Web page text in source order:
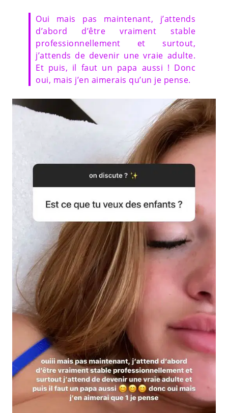
Oui mais pas maintenant, j’attends
d’abord d’être vraiment stable
professionnellement et surtout,
j’attends de devenir une vraie adulte.
Et puis, il faut un papa aussi ! Donc
oui, mais j’en aimerais qu’un je pense.